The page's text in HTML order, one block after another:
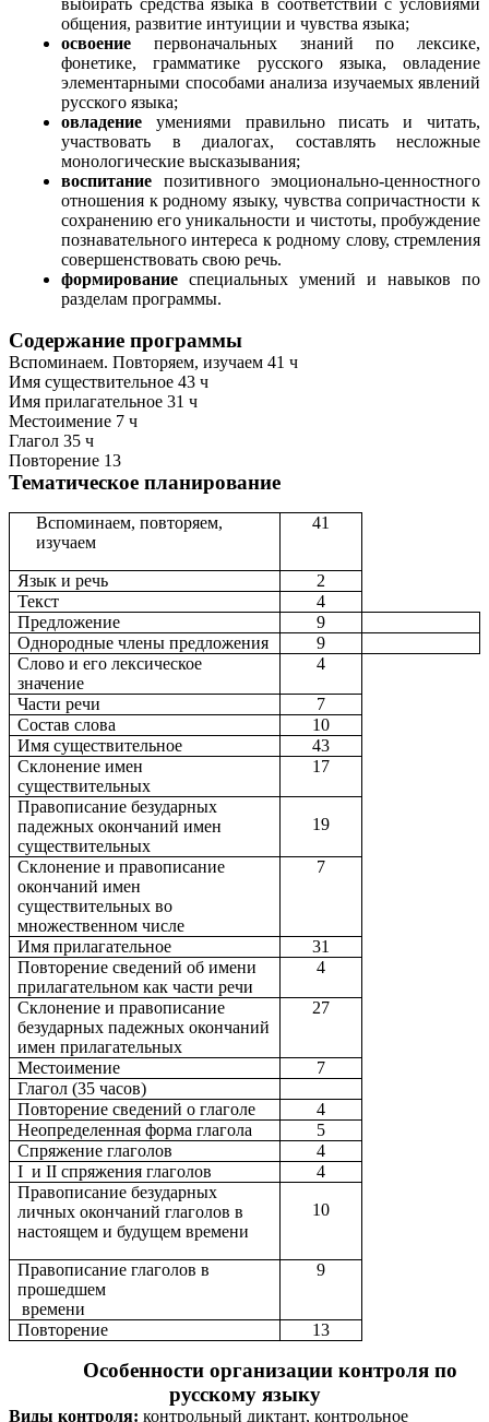
выбирать средства языка в соответствии с условиями
общения, развитие интуиции и чувства языка;
освоение первоначальных знаний по лексике,
фонетике, грамматике русского языка, овладение
элементарными способами анализа изучаемых явлений
русского языка;
овладение умениями правильно писать и читать,
участвовать в диалогах, составлять несложные
монологические высказывания;
воспитание позитивного эмоционально-ценностного
отношения к родному языку, чувства сопричастности к
сохранению его уникальности и чистоты, пробуждение
познавательного интереса к родному слову, стремления
совершенствовать свою речь.
формирование специальных умений и навыков по
разделам программы.
Содержание программы
Вспоминаем. Повторяем, изучаем 41 ч
Имя существительное 43 ч
Имя прилагательное 31 ч
Местоимение 7 ч
Глагол 35 ч
Повторение 13
Тематическое планирование
Вспоминаем, повторяем,
изучаем
41
Язык и речь
2
Текст
4
Предложение
9
Однородные члены предложения
9
Слово и его лексическое
значение
4
Части речи
7
Состав слова
10
Имя существительное
43
Склонение имен
существительных
17
Правописание безударных
падежных окончаний имен
существительных
19
Склонение и правописание
окончаний имен
существительных во
множественном числе
7
Имя прилагательное
31
Повторение сведений об имени
прилагательном как части речи
4
Склонение и правописание
безударных падежных окончаний
имен прилагательных
27
Местоимение
7
Глагол (35 часов)
Повторение сведений о глаголе
4
Неопределенная форма глагола
5
Спряжение глаголов
4
I и II спряжения глаголов
4
Правописание безударных
личных окончаний глаголов в
настоящем и будущем времени
10
Правописание глаголов в
прошедшем
времени
9
Повторение 13
Особенности организации контроля по
русскому языку
Виды контроля: контрольный диктант, контрольное